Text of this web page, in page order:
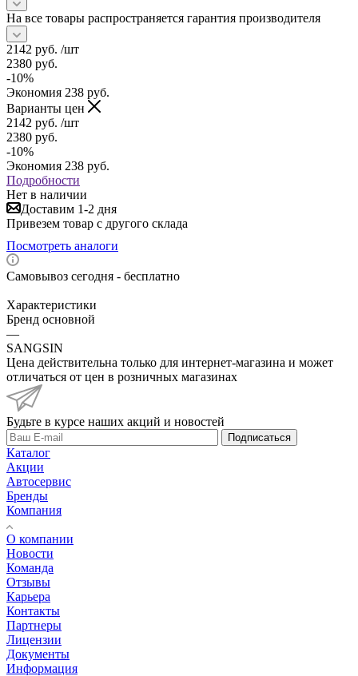
На все товары распространяется гарантия производителя
2142 руб. /шт
2380 руб.
-10%
Экономия 238 руб.
Варианты цен
2142 руб. /шт
2380 руб.
-10%
Экономия 238 руб.
Подробности
Нет в наличии
Доставим 1-2 дня
Привезем товар с другого склада
Посмотреть аналоги
Самовывоз сегодня - бесплатно
Характеристики
Бренд основной
—
SANGSIN
Цена действительна только для интернет-магазина и может
отличаться от цен в розничных магазинах
Будьте в курсе наших акций и новостей
Подписаться
Каталог
Акции
Автосервис
Бренды
Компания
О компании
Новости
Команда
Отзывы
Карьера
Контакты
Партнеры
Лицензии
Документы
Информация